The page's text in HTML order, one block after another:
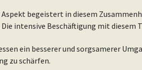
begeistert in diesem
intensive Beschäftigung mit
ein besserer und sorgsamerer
zu schärfen.